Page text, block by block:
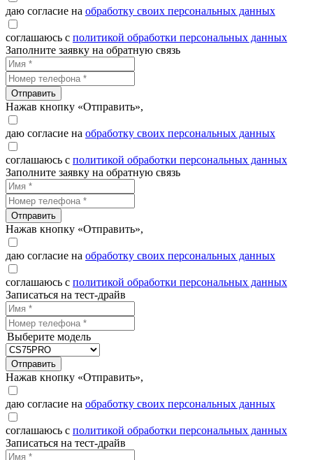
даю согласие на обработку своих персональных данных
соглашаюсь с политикой обработки персональных данных
Заполните заявку на обратную связь
Отправить
Нажав кнопку «Отправить»,
даю согласие на обработку своих персональных данных
соглашаюсь с политикой обработки персональных данных
Заполните заявку на обратную связь
Отправить
Нажав кнопку «Отправить»,
даю согласие на обработку своих персональных данных
соглашаюсь с политикой обработки персональных данных
Записаться на тест-драйв
Выберите модель
Отправить
Нажав кнопку «Отправить»,
даю согласие на обработку своих персональных данных
соглашаюсь с политикой обработки персональных данных
Записаться на тест-драйв